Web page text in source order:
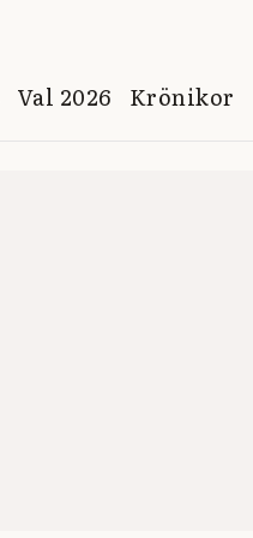
Val 2026 Krönikor